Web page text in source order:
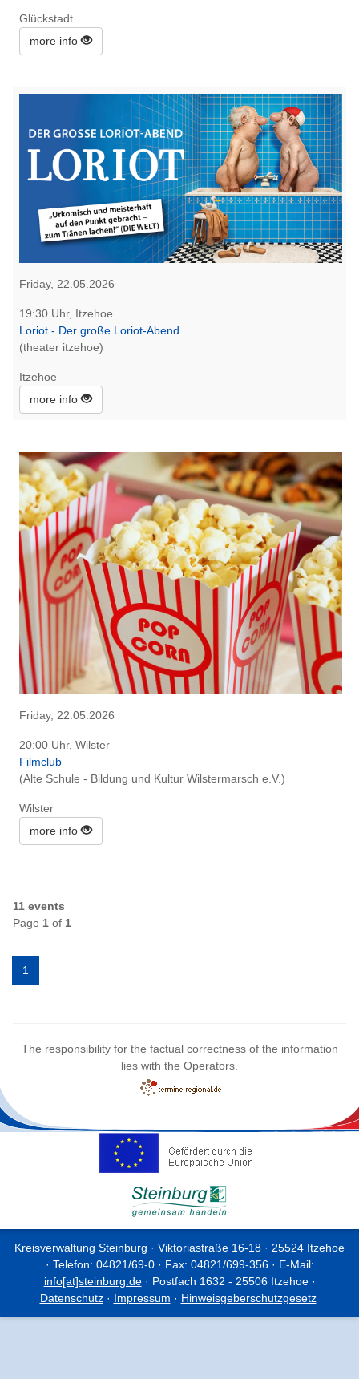
Glückstadt
more info
Friday, 22.05.2026
19:30 Uhr, Itzehoe
Loriot - Der große Loriot-Abend
(theater itzehoe)
Itzehoe
more info
Friday, 22.05.2026
20:00 Uhr, Wilster
Filmclub
(Alte Schule - Bildung und Kultur Wilstermarsch e.V.)
Wilster
more info
11 events
Page 1 of 1
1
The responsibility for the factual correctness of the information
lies with the Operators.
Kreisverwaltung Steinburg · Viktoriastraße 16-18 · 25524 Itzehoe
· Telefon: 04821/69-0 · Fax: 04821/699-356 · E-Mail:
info[at]steinburg.de· Postfach 1632 - 25506 Itzehoe ·
Datenschutz· Impressum · Hinweisgeberschutzgesetz